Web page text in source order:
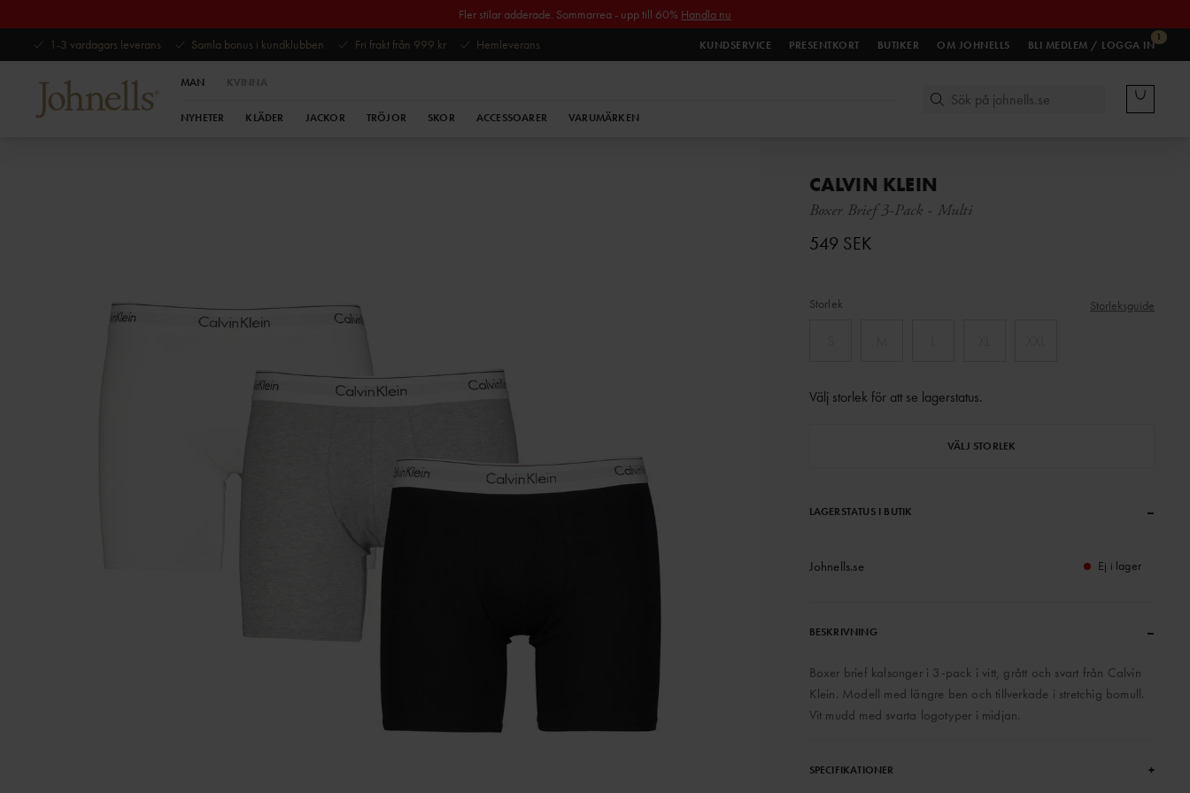
Fler stilar adderade. Sommarrea - upp till 60% Handla nu
1-3 vardagars leverans
Samla bonus i kundklubben Fri frakt från 999 kr Hemleverans KUNDSERVICE PRESENTKORT BUTIKER OM JOHNELLS
1
BLI MEDLEM / LOGGA IN
MAN KVINNA
NYHETER KLÄDER JACKOR TRÖJOR SKOR ACCESSOARER VARUMÄRKEN
CALVIN KLEIN
Boxer Brief 3-Pack - Multi
549 SEK
Storlek Storleksguide
Välj storlek för att se lagerstatus.
VÄLJ STORLEK
LAGERSTATUS I BUTIK –
Johnells.se Ej i lager
BESKRIVNING –
Boxer brief kalsonger i 3-pack i vitt, grått och svart från Calvin
Klein. Modell med längre ben och tillverkade i stretchig bomull.
Vit mudd med svarta logotyper i midjan.
SPECIFIKATIONER +